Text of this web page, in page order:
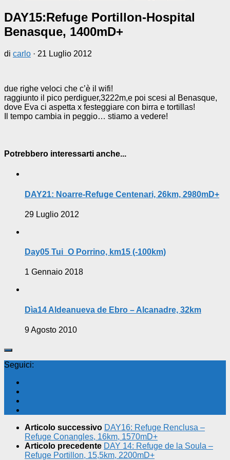
DAY15:Refuge Portillon-Hospital
Benasque, 1400mD+
di carlo · 21 Luglio 2012
due righe veloci che c’è il wifi!
raggiunto il pico perdiguer,3222m,e poi scesi al Benasque,
dove Eva ci aspetta x festeggiare con birra e tortillas!
Il tempo cambia in peggio… stiamo a vedere!
Potrebbero interessarti anche...
DAY21: Noarre-Refuge Centenari, 26km, 2980mD+
29 Luglio 2012
Day05 Tui_O Porrino, km15 (-100km)
1 Gennaio 2018
Dìa14 Aldeanueva de Ebro – Alcanadre, 32km
9 Agosto 2010
Seguici:
Articolo successivo DAY16: Refuge Renclusa –
Refuge Conangles, 16km, 1570mD+
Articolo precedente DAY 14: Refuge de la Soula –
Refuge Portillon, 15,5km, 2200mD+